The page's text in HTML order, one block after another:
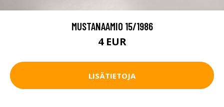
MUSTANAAMIO 15/1986
4 EUR
LISÄTIETOJA